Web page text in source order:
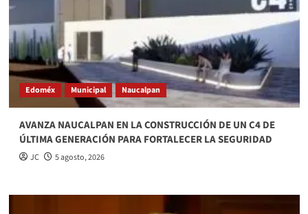
Edoméx Municipal Naucalpan
AVANZA NAUCALPAN EN LA CONSTRUCCIÓN DE UN C4 DE
ÚLTIMA GENERACIÓN PARA FORTALECER LA SEGURIDAD
JC 5 agosto, 2026